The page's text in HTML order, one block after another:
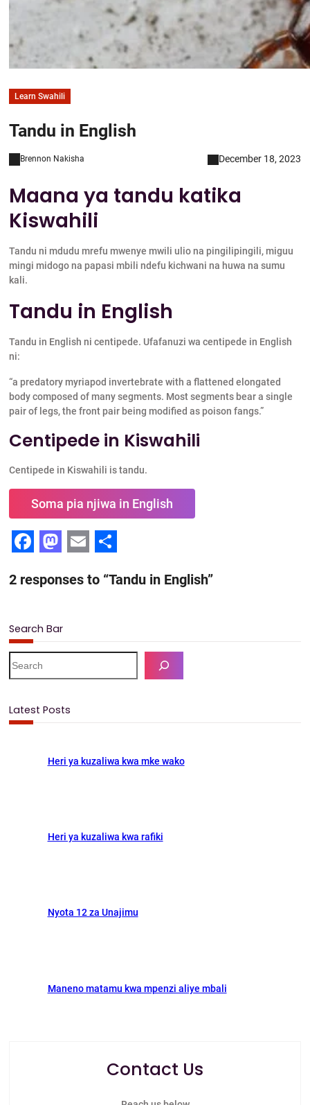
Learn Swahili
Tandu in English
Brennon Nakisha December 18, 2023
Maana ya tandu katika
Kiswahili
Tandu ni mdudu mrefu mwenye mwili ulio na pingilipingili, miguu
mingi midogo na papasi mbili ndefu kichwani na huwa na sumu
kali.
Tandu in English
Tandu in English ni centipede. Ufafanuzi wa centipede in English
ni:
“a predatory myriapod invertebrate with a flattened elongated
body composed of many segments. Most segments bear a single
pair of legs, the front pair being modified as poison fangs.”
Centipede in Kiswahili
Centipede in Kiswahili is tandu.
Soma pia njiwa in English
a
e
b
o
k
a
t
o
d
n
m
l
h
e
2 responses to “Tandu in English”
Search Bar
e
c
Latest Posts
Heri ya kuzaliwa kwa mke wako
Heri ya kuzaliwa kwa rafiki
Nyota 12 za Unajimu
Maneno matamu kwa mpenzi aliye mbali
Contact Us